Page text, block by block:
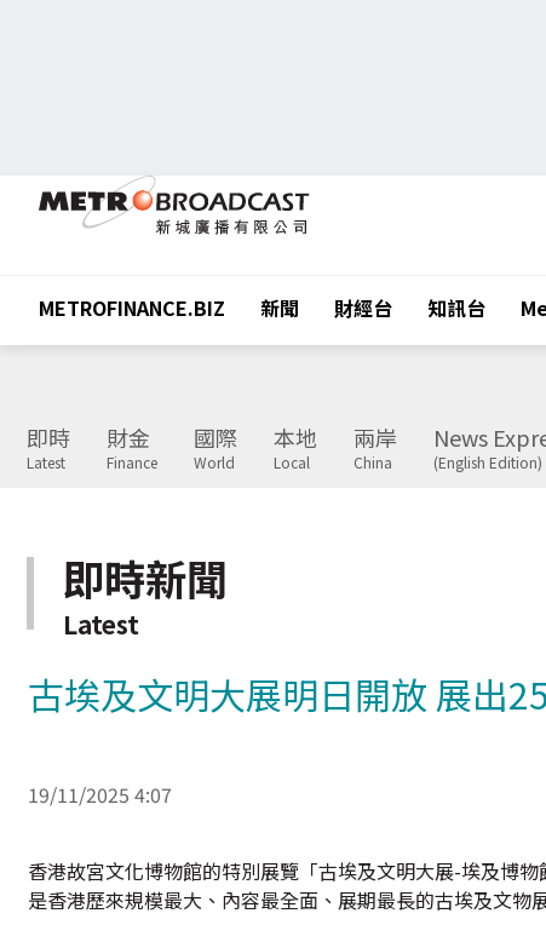
METROFINANCE.BIZ 新聞 財經台 知訊台
即時
Latest
財金
Finance
國際
World
本地
Local
兩岸
China
News
(English Edition)
即時新聞
Latest
古埃及文明大展明日開放 展出
19/11/2025 4:07
香港故宮文化博物館的特別展覽「古埃及文明大展-埃及博
是香港歷來規模最大、內容最全面、展期最長的古埃及文物